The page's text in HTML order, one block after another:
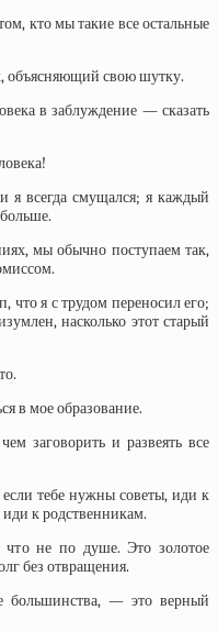
кто мы такие все остальные
объясняющий свою шутку.
в заблуждение — сказать
я всегда смущался; я каждый
мы обычно поступаем так,
что я с трудом переносил его;
насколько этот старый
в мое образование.
заговорить и развеять все
тебе нужны советы, иди к
к родственникам.
что не по душе. Это золотое
без отвращения.
большинства, — это верный